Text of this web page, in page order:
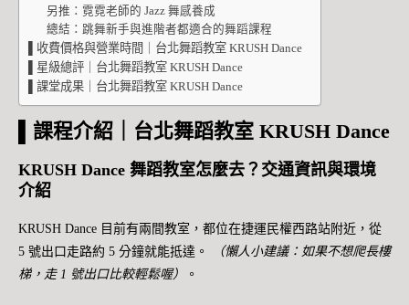
另推：霓霓老師的 Jazz 舞感養成
總結：跳舞新手與進階者都適合的舞蹈課程
▌收費價格與營業時間｜台北舞蹈教室 KRUSH Dance
▌星級總評｜台北舞蹈教室 KRUSH Dance
▌課堂成果｜台北舞蹈教室 KRUSH Dance
課程介紹｜台北舞蹈教室 KRUSH Dance
KRUSH Dance 舞蹈教室怎麼去？交通資訊與環境
介紹
KRUSH Dance 目前有兩間教室，都位在捷運民權西路站附近，從
5 號出口走路約 5 分鐘就能抵達。
（懶人小建議：如果不想爬長樓
梯，走 1 號出口比較輕鬆喔）
。